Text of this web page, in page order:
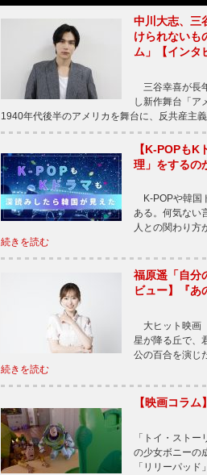
中川大志、三
けられないも
ム」【インタ
三谷幸喜が長
し新作舞台「ア
1940年代後半のアメリカを舞台に、反共産主
【K-POPも
理」をするの
K-POPや韓国
ある。何気ない
人との関わり方
続きを読む
福原遥「自分
ビュー】『あ
大ヒット映画
星が降る丘で、
公の百合を演じ
続きを読む
【映画コラ
「トイ・スト
の少女ボニーの
「リリーパッ